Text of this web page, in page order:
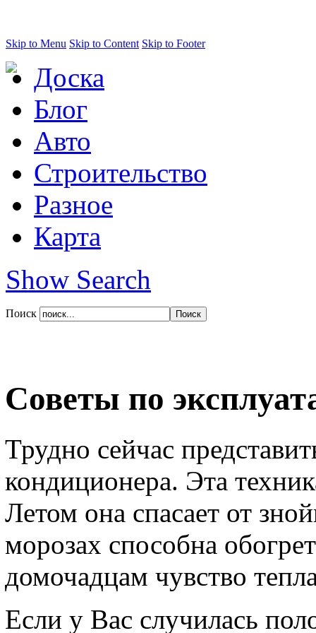
Skip to Menu Skip to Content Skip to Footer
Доска
Блог
Авто
Строительство
Разное
Карта
Show Search
Поиск
Советы по
Трудно сейчас
кондиционера. Эта
Летом она спасает от
морозах способна
домочадцам чувство
Если у Вас случилась